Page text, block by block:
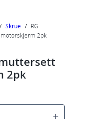
/ Skrue / RG
2pk
2pk